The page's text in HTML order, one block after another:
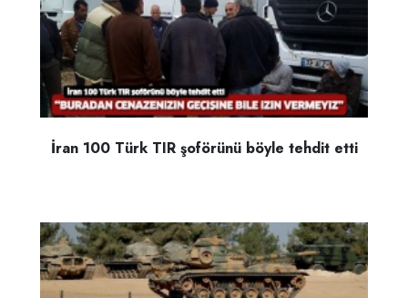
İran 100 Türk TIR şoförünü böyle tehdit etti